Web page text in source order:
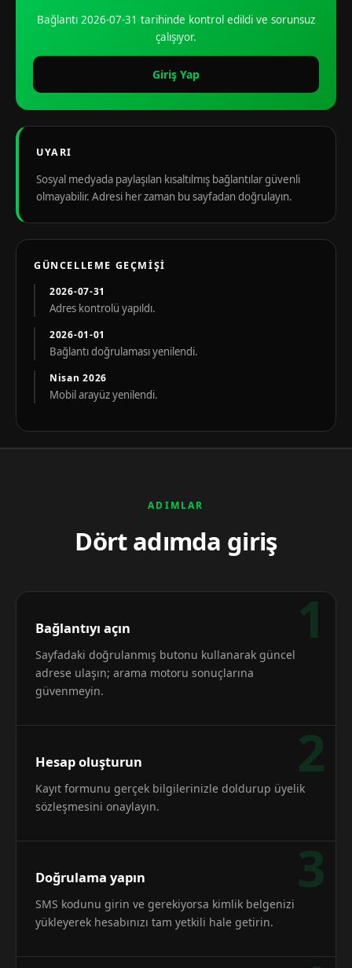
Bağlantı 2026-07-31 tarihinde kontrol edildi ve sorunsuz
çalışıyor.
Giriş Yap
UYARI
Sosyal medyada paylaşılan kısaltılmış bağlantılar güvenli
olmayabilir. Adresi her zaman bu sayfadan doğrulayın.
GÜNCELLEME GEÇMIŞI
2026-07-31
Adres kontrolü yapıldı.
2026-01-01
Bağlantı doğrulaması yenilendi.
Nisan 2026
Mobil arayüz yenilendi.
ADIMLAR
Dört adımda giriş
1
Bağlantıyı açın
Sayfadaki doğrulanmış butonu kullanarak güncel
adrese ulaşın; arama motoru sonuçlarına
güvenmeyin.
2
Hesap oluşturun
Kayıt formunu gerçek bilgilerinizle doldurup üyelik
sözleşmesini onaylayın.
3
Doğrulama yapın
SMS kodunu girin ve gerekiyorsa kimlik belgenizi
yükleyerek hesabınızı tam yetkili hale getirin.